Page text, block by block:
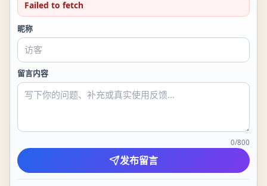
Failed to fetch
昵称
留言内容
0/800
发布留言